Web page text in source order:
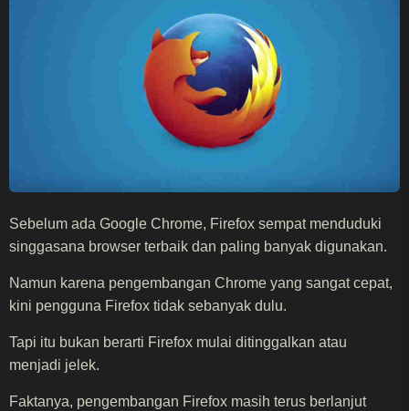
Sebelum ada Google Chrome, Firefox sempat menduduki
singgasana browser terbaik dan paling banyak digunakan.
Namun karena pengembangan Chrome yang sangat cepat,
kini pengguna Firefox tidak sebanyak dulu.
Tapi itu bukan berarti Firefox mulai ditinggalkan atau
menjadi jelek.
Faktanya, pengembangan Firefox masih terus berlanjut